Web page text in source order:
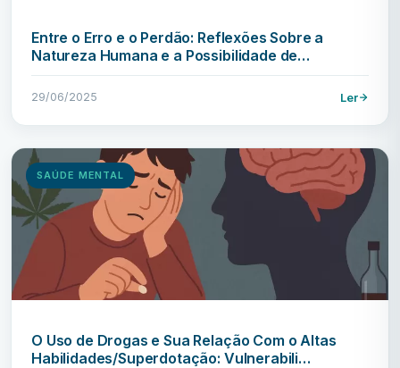
Entre o Erro e o Perdão: Reflexões Sobre a
Natureza Humana e a Possibilidade de…
29/06/2025 Ler
SAÚDE MENTAL
O Uso de Drogas e Sua Relação Com o Altas
Habilidades/Superdotação: Vulnerabili…